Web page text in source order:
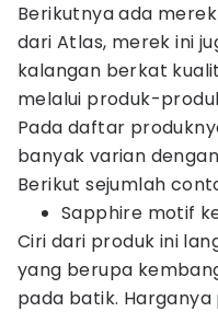
Berikutnya ada
dari Atlas, merek ini
kalangan berkat
melalui produk-
Pada daftar
banyak varian
Berikut sejumlah
Sapphire motif
Ciri dari produk ini
yang berupa
pada batik.